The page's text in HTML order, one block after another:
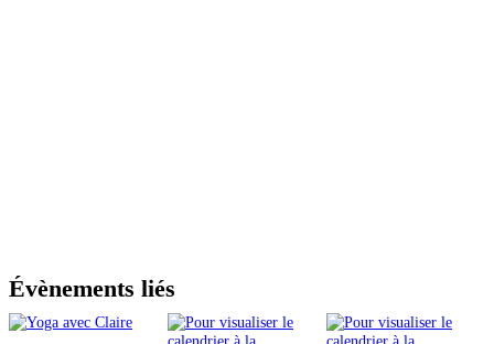
Évènements liés